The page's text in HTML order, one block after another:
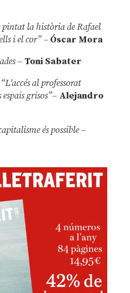
la història de Rafael
i el cor” –Óscar Mora
– Toni Sabater
al professorat
grisos”– Alejandro
és possible –